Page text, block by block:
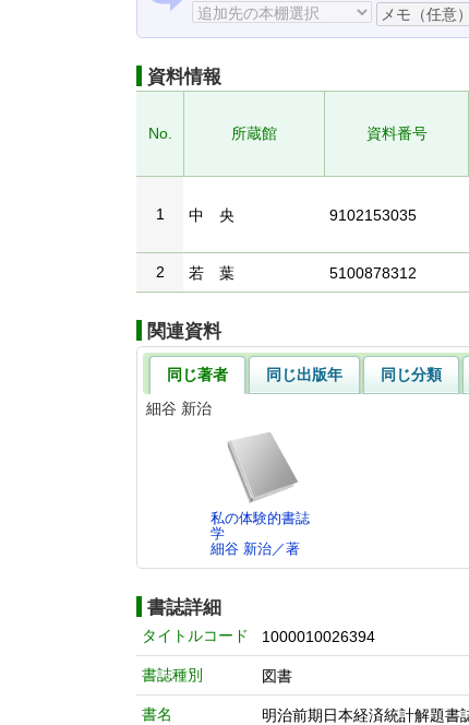
資料情報
No. 所蔵館 資料番号
1 中 央 9102153035
2 若 葉 5100878312
関連資料
同じ著者 同じ出版年 同じ分類
細谷 新治
私の体験的書誌
学
細谷 新治／著
書誌詳細
タイトルコード 1000010026394
書誌種別 図書
書名 明治前期日本経済統計解題